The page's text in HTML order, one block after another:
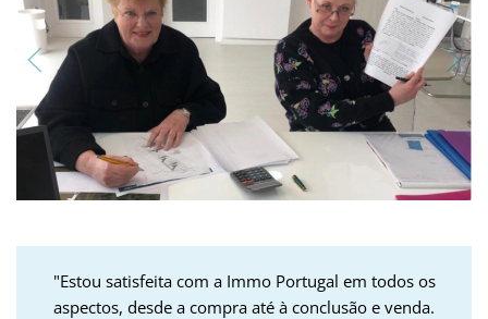
"Estou satisfeita com a Immo Portugal em todos os
aspectos, desde a compra até à conclusão e venda.